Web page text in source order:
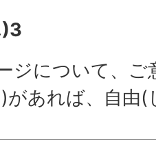
ジについて、
があれば、自由